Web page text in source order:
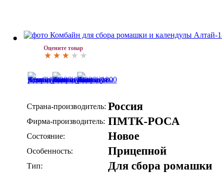
Оцените товар
Страна-производитель: Россия
Фирма-производитель: ПМТК-РОСА
Состояние: Новое
Особенность: Прицепной
Тип: Для сбора ромашки